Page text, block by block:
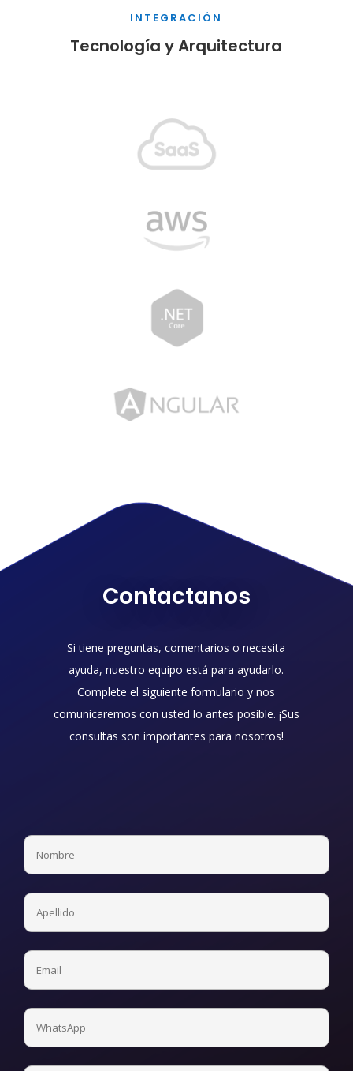
INTEGRACIÓN
Tecnología y Arquitectura
Contactanos
Si tiene preguntas, comentarios o necesita
ayuda, nuestro equipo está para ayudarlo.
Complete el siguiente formulario y nos
comunicaremos con usted lo antes posible. ¡Sus
consultas son importantes para nosotros!